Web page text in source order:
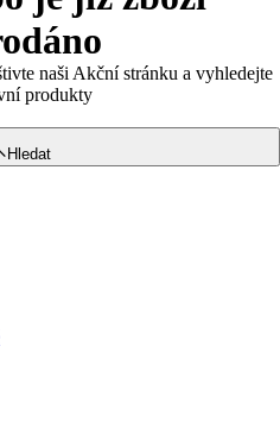
naši Akční stránku a vyhledejte
produkty
Hledat